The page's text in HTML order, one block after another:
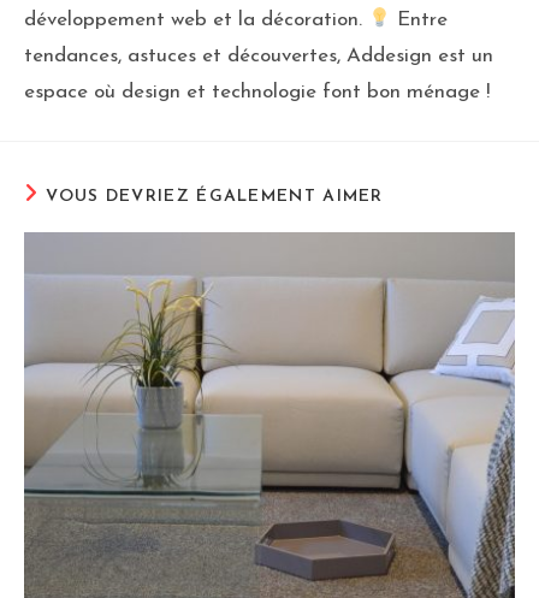
développement web et la décoration.
Entre
tendances, astuces et découvertes, Addesign est un
espace où design et technologie font bon ménage !
VOUS DEVRIEZ ÉGALEMENT AIMER